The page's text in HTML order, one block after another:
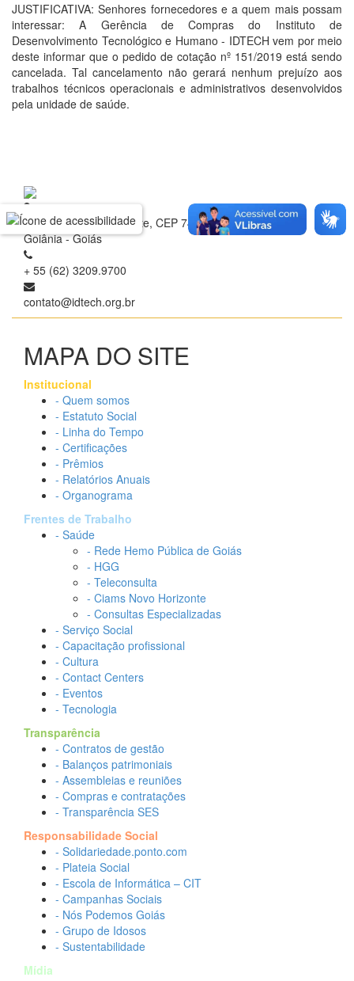
JUSTIFICATIVA: Senhores fornecedores e a quem mais possam
interessar: A Gerência de Compras do Instituto de
Desenvolvimento Tecnológico e Humano - IDTECH vem por meio
deste informar que o pedido de cotação nº 151/2019 está sendo
cancelada. Tal cancelamento não gerará nenhum prejuízo aos
trabalhos técnicos operacionais e administrativos desenvolvidos
pela unidade de saúde.
Rua 1 nº 60, Setor Oeste, CEP 74.115-040
Goiânia - Goiás
+ 55 (62) 3209.9700
contato@idtech.org.br
MAPA DO SITE
Institucional
- Quem somos
- Estatuto Social
- Linha do Tempo
- Certificações
- Prêmios
- Relatórios Anuais
- Organograma
Frentes de Trabalho
- Saúde
- Rede Hemo Pública de Goiás
- HGG
- Teleconsulta
- Ciams Novo Horizonte
- Consultas Especializadas
- Serviço Social
- Capacitação profissional
- Cultura
- Contact Centers
- Eventos
- Tecnologia
Transparência
- Contratos de gestão
- Balanços patrimoniais
- Assembleias e reuniões
- Compras e contratações
- Transparência SES
Responsabilidade Social
- Solidariedade.ponto.com
- Plateia Social
- Escola de Informática – CIT
- Campanhas Sociais
- Nós Podemos Goiás
- Grupo de Idosos
- Sustentabilidade
Mídia